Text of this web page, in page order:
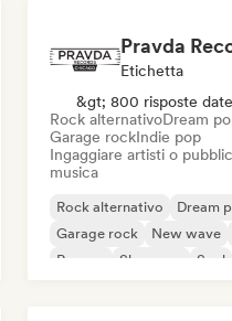
Pravda
Etichetta
&gt; 800 risposte date
Rock alternativoDream
Garage rockIndie pop
Ingaggiare artisti o
musica
Rock alternativo
Dream
Garage rock
New wave
Reggae
Shoegaze Soul